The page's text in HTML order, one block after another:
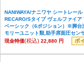
NANIWAYA/ナニワヤ シートレール
RECARO/Sタイプ ヴェルファイア
ベーシック（6ポジション）※脚
モリーユニット類,助手席面圧セン
現金特価(税込) 22,880 円 ポ